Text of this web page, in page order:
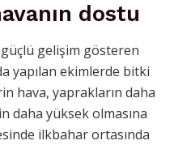
dostu
güçlü gelişim gösteren
yapılan ekimlerde bitki
hava, yaprakların daha
daha yüksek olmasına
ilkbahar ortasında